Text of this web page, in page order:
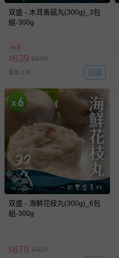
商品產地（國）：台灣
牛/豬肉產地（國）：台灣
麻、麩質之穀物及其製品，
腐爆漿魚丸： 本產品含有含
物及其製品不適合對其過敏
本產品含有含魚類，不適合
退換貨須知
您所購買的商品享有7天的鑑
並非試用期，您所退回的商
包含完整包裝、配件、說明文
如需退換貨，請於收到商品7
瑕疵退換貨所產生的運費，
退貨，您可至『查詢訂單』>
並點選『我要退貨』即可進
至媽咪愛LINE@客服ID:
與服務，謝謝。
針對滿件折/滿額贈…等活動
留商品未達活動門檻，將以
双盛 - 木耳香菇丸(300g)_3包
組-300g
91折
$639 $699
最新上架 追蹤
搶購一空
双盛 - 海鮮花枝丸(300g)_6包
組-300g
$879 $929